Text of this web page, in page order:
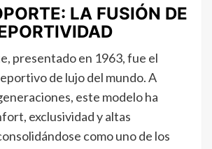
LA FUSIÓN DE
presentado en 1963, fue el
de lujo del mundo. A
este modelo ha
exclusividad y altas
como uno de los